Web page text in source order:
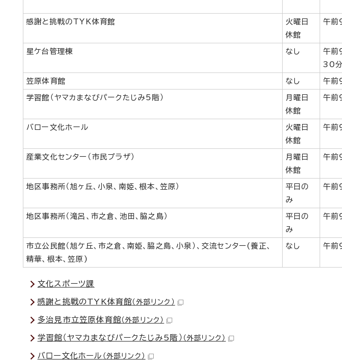
感謝と挑戦のTYK体育館
火曜日
休館
午前
星ケ台管理棟 なし
午前
30分
笠原体育館 なし 午前
学習館（ヤマカまなびパークたじみ5階）
月曜日
休館
午前
バロー文化ホール
火曜日
休館
午前
産業文化センター（市民プラザ）
月曜日
休館
午前
地区事務所（旭ヶ丘、小泉、南姫、根本、笠原）
平日の
み
午前
地区事務所（滝呂、市之倉、池田、脇之島）
平日の
み
午前
市立公民館（旭ケ丘、市之倉、南姫、脇之島、小泉）、交流センター(養正、
精華、根本、笠原)
なし 午前
文化スポーツ課
感謝と挑戦のTYK体育館（外部リンク）
多治見市立笠原体育館（外部リンク）
学習館（ヤマカまなびパークたじみ5階） （外部リンク）
バロー文化ホール （外部リンク）